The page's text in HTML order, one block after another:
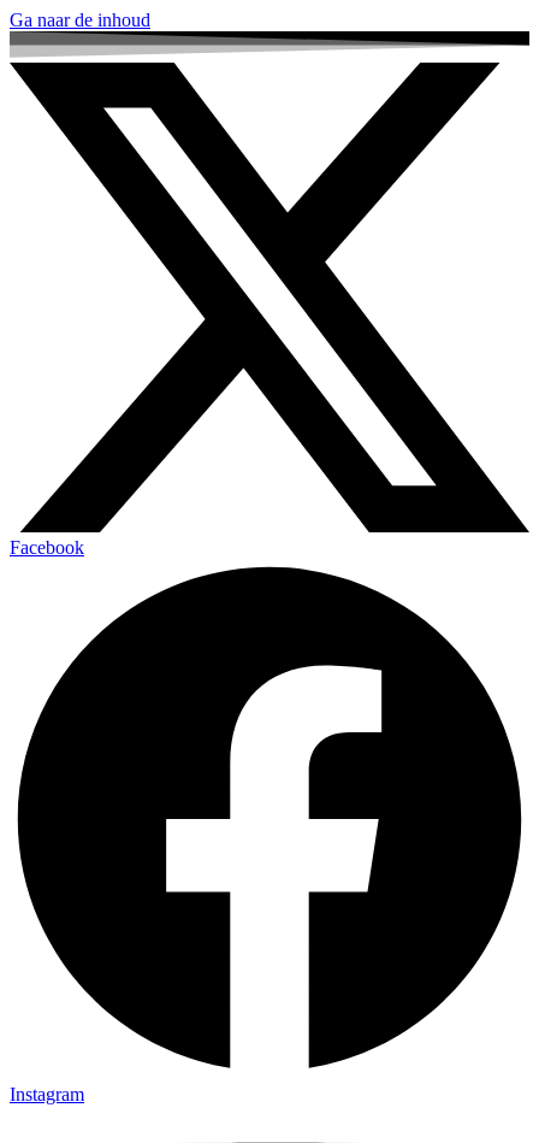
Ga naar de inhoud
Facebook
Instagram